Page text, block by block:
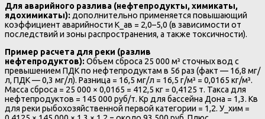
Для аварийного разлива (нефтепродукты, химикаты,
ядохимикаты): дополнительно применяется повышающий
коэффициент аварийности K_ав = 2,0–5,0 (в зависимости от
последствий и зоны распространения, а также токсичности).
Пример расчета для реки (разлив
нефтепродуктов):Объем сброса 25 000 м³ сточных вод с
превышением ПДК по нефтепродуктам в 56 раз (факт — 16,8 мг/
л, ПДК — 0,3 мг/л). Разница = 16,5 мг/л = 16,5 г/м³ = 0,0165 кг/м³.
Масса сброса = 25 000 × 0,0165 = 412,5 кг = 0,4125 т. Такса для
нефтепродуктов = 145 000 руб/т. Kр для бассейна Дона = 1,3. Кв
для реки рыбохозяйственной первой категории = 1,2. У_хим =